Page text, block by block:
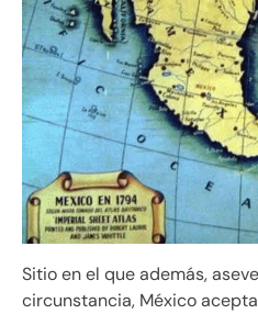
Sitio en el que además,
circunstancia, México